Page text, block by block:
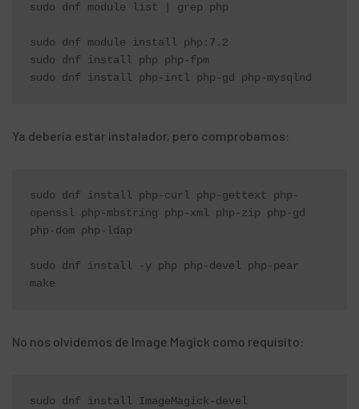
sudo dnf module list | grep php
sudo dnf module install php:7.2
sudo dnf install php php-fpm
sudo dnf install php-intl php-gd php-mysqlnd
Ya debería estar instalador, pero comprobamos:
sudo dnf install php-curl php-gettext php-
openssl php-mbstring php-xml php-zip php-gd
php-dom php-ldap
sudo dnf install -y php php-devel php-pear
make
No nos olvidemos de Image Magick como requisito:
sudo dnf install ImageMagick-devel